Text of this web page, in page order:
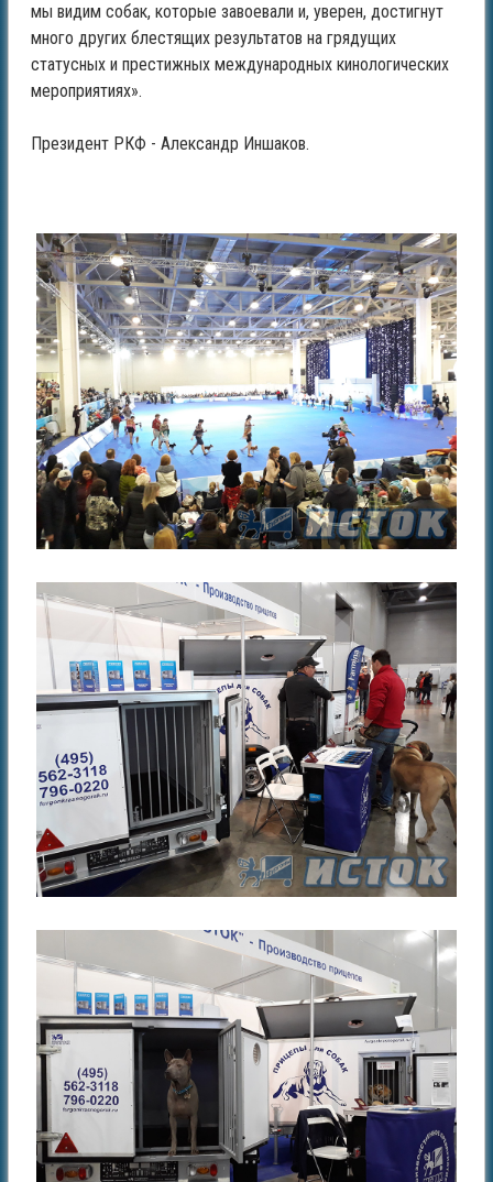
мы видим собак, которые завоевали и, уверен, достигнут
много других блестящих результатов на грядущих
статусных и престижных международных кинологических
мероприятиях».
Президент РКФ - Александр Иншаков.